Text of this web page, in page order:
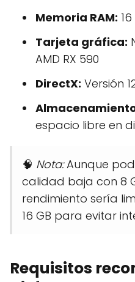
Memoria RAM:
Tarjeta gráfica:
AMD RX 590
DirectX: Versión
espacio libre en
🧠 Nota:Aunque
calidad baja con 8
rendimiento sería
16 GB para evitar
Requisitos